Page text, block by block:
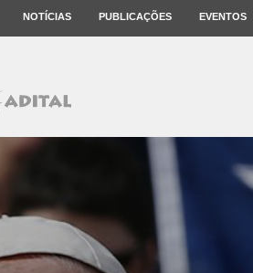
NOTÍCIAS PUBLICAÇÕES EVENTOS